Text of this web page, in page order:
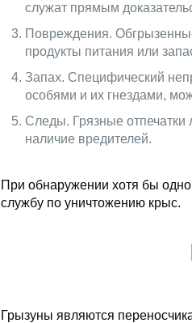
служат прямым
Повреждения.
продукты питания или
Запах. Специфический
особями и их гнездами,
Следы. Грязные
наличие вредителей.
При обнаружении хотя бы
службу по уничтожению крыс.
Грызуны являются